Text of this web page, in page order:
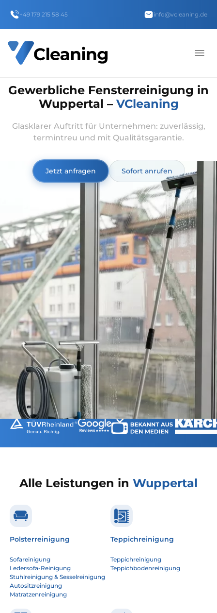
+49 179 215 58 45 info@vcleaning.de
Gewerbliche Fensterreinigung in
Wuppertal – VCleaning
Glasklarer Auftritt für Unternehmen: zuverlässig,
termintreu und mit Qualitätsgarantie.
Jetzt anfragen Sofort anrufen
Alle Leistungen in Wuppertal
Polsterreinigung
Sofareinigung
Ledersofa-Reinigung
Stuhlreinigung & Sesselreinigung
Autositzreinigung
Matratzenreinigung
Teppichreinigung
Teppichreinigung
Teppichbodenreinigung